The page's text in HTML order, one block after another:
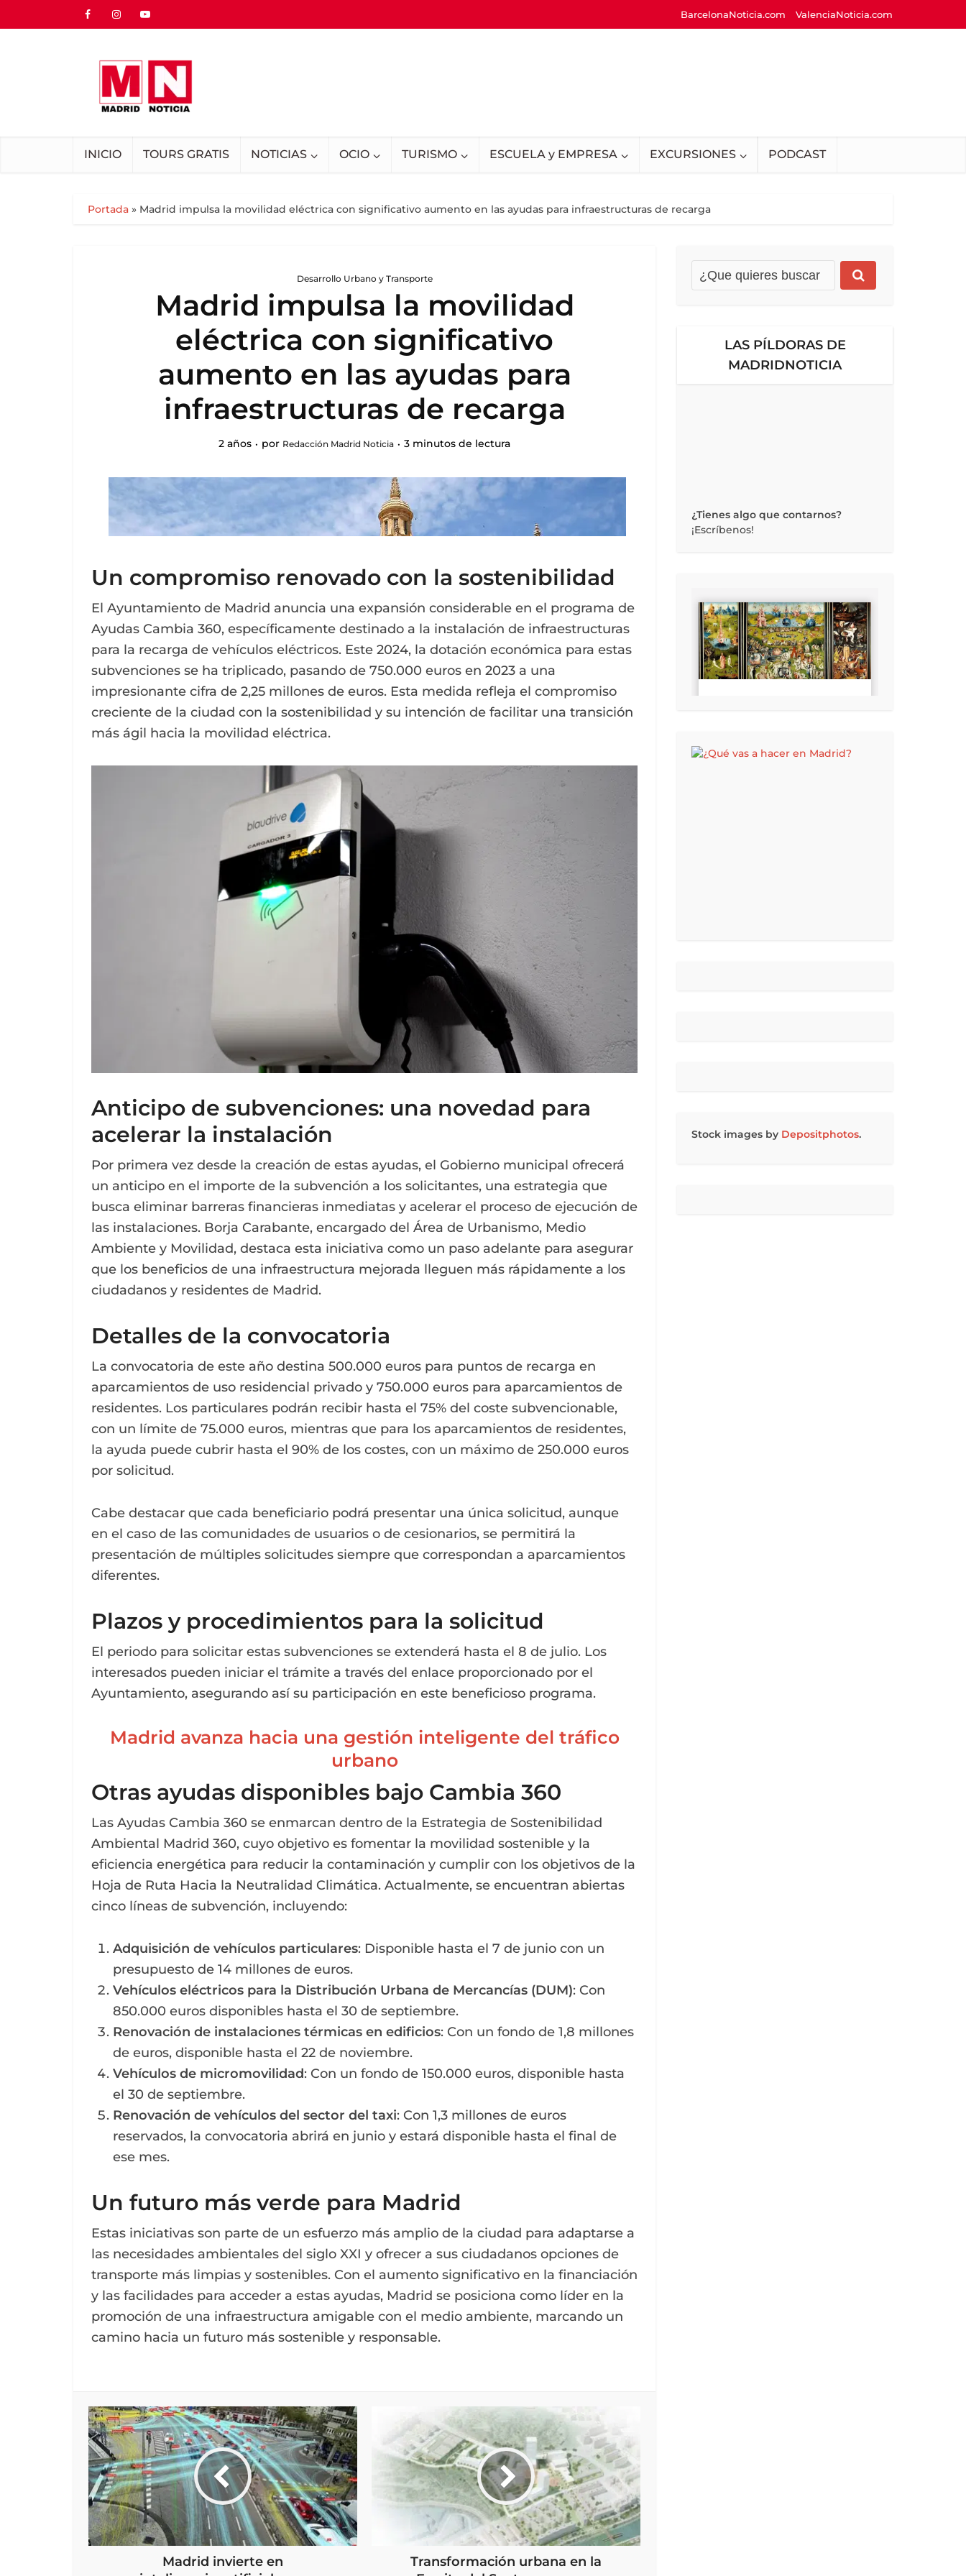
BarcelonaNoticia.com ValenciaNoticia.com
INICIO TOURS GRATIS NOTICIAS OCIO TURISMO ESCUELA y EMPRESA EXCURSIONES PODCAST
Portada » Madrid impulsa la movilidad eléctrica con significativo aumento en las ayudas para infraestructuras de recarga
Desarrollo Urbano y Transporte
Madrid impulsa la movilidad
eléctrica con significativo
aumento en las ayudas para
infraestructuras de recarga
2 años por Redacción Madrid Noticia 3 minutos de lectura
Un compromiso renovado con la sostenibilidad
El Ayuntamiento de Madrid anuncia una expansión considerable en el programa de
Ayudas Cambia 360, específicamente destinado a la instalación de infraestructuras
para la recarga de vehículos eléctricos. Este 2024, la dotación económica para estas
subvenciones se ha triplicado, pasando de 750.000 euros en 2023 a una
impresionante cifra de 2,25 millones de euros. Esta medida refleja el compromiso
creciente de la ciudad con la sostenibilidad y su intención de facilitar una transición
más ágil hacia la movilidad eléctrica.
Anticipo de subvenciones: una novedad para
acelerar la instalación
Por primera vez desde la creación de estas ayudas, el Gobierno municipal ofrecerá
un anticipo en el importe de la subvención a los solicitantes, una estrategia que
busca eliminar barreras financieras inmediatas y acelerar el proceso de ejecución de
las instalaciones. Borja Carabante, encargado del Área de Urbanismo, Medio
Ambiente y Movilidad, destaca esta iniciativa como un paso adelante para asegurar
que los beneficios de una infraestructura mejorada lleguen más rápidamente a los
ciudadanos y residentes de Madrid.
Detalles de la convocatoria
La convocatoria de este año destina 500.000 euros para puntos de recarga en
aparcamientos de uso residencial privado y 750.000 euros para aparcamientos de
residentes. Los particulares podrán recibir hasta el 75% del coste subvencionable,
con un límite de 75.000 euros, mientras que para los aparcamientos de residentes,
la ayuda puede cubrir hasta el 90% de los costes, con un máximo de 250.000 euros
por solicitud.
Cabe destacar que cada beneficiario podrá presentar una única solicitud, aunque
en el caso de las comunidades de usuarios o de cesionarios, se permitirá la
presentación de múltiples solicitudes siempre que correspondan a aparcamientos
diferentes.
Plazos y procedimientos para la solicitud
El periodo para solicitar estas subvenciones se extenderá hasta el 8 de julio. Los
interesados pueden iniciar el trámite a través del enlace proporcionado por el
Ayuntamiento, asegurando así su participación en este beneficioso programa.
Madrid avanza hacia una gestión inteligente del tráfico
urbano
Otras ayudas disponibles bajo Cambia 360
Las Ayudas Cambia 360 se enmarcan dentro de la Estrategia de Sostenibilidad
Ambiental Madrid 360, cuyo objetivo es fomentar la movilidad sostenible y la
eficiencia energética para reducir la contaminación y cumplir con los objetivos de la
Hoja de Ruta Hacia la Neutralidad Climática. Actualmente, se encuentran abiertas
cinco líneas de subvención, incluyendo:
Adquisición de vehículos particulares: Disponible hasta el 7 de junio con un
presupuesto de 14 millones de euros.
Vehículos eléctricos para la Distribución Urbana de Mercancías (DUM): Con
850.000 euros disponibles hasta el 30 de septiembre.
Renovación de instalaciones térmicas en edificios: Con un fondo de 1,8 millones
de euros, disponible hasta el 22 de noviembre.
Vehículos de micromovilidad: Con un fondo de 150.000 euros, disponible hasta
el 30 de septiembre.
Renovación de vehículos del sector del taxi: Con 1,3 millones de euros
reservados, la convocatoria abrirá en junio y estará disponible hasta el final de
ese mes.
Un futuro más verde para Madrid
Estas iniciativas son parte de un esfuerzo más amplio de la ciudad para adaptarse a
las necesidades ambientales del siglo XXI y ofrecer a sus ciudadanos opciones de
transporte más limpias y sostenibles. Con el aumento significativo en la financiación
y las facilidades para acceder a estas ayudas, Madrid se posiciona como líder en la
promoción de una infraestructura amigable con el medio ambiente, marcando un
camino hacia un futuro más sostenible y responsable.
Madrid invierte en
Transformación urbana en la
LAS PÍLDORAS DE
MADRIDNOTICIA
¿Tienes algo que contarnos?
¡Escríbenos!
Stock images by Depositphotos.